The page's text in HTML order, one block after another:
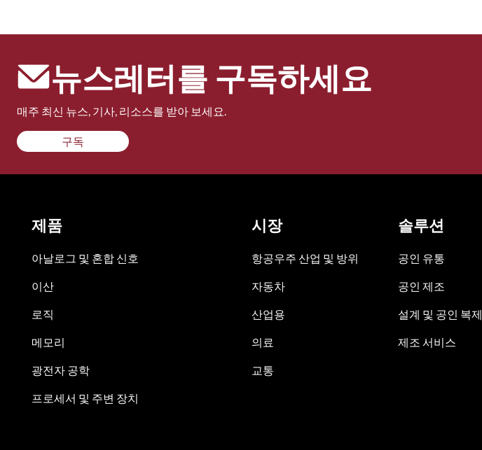
뉴스레터를 구독하세요
매주 최신 뉴스, 기사, 리소스를 받아 보세요.
구독
제품
아날로그 및 혼합 신호
이산
로직
메모리
광전자 공학
프로세서 및 주변 장치
시장
항공우주 산업 및 방위
자동차
산업용
의료
교통
솔루션
공인 유통
공인 제조
설계 및 공인 복제
제조 서비스